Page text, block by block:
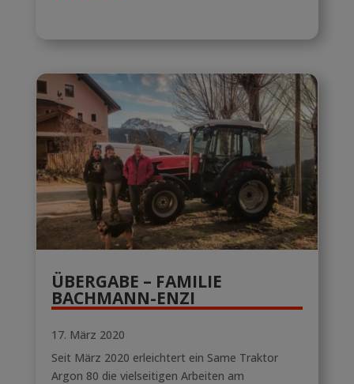
ÜBERGABE – FAMILIE
BACHMANN-ENZI
17. März 2020
Seit März 2020 erleichtert ein Same Traktor
Argon 80 die vielseitigen Arbeiten am